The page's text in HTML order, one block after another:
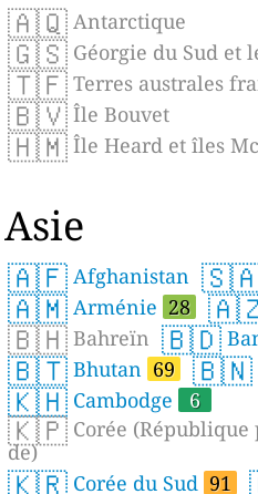
🇦🇶 Antarctique
🇬🇸 Géorgie du Sud et
🇹🇫 Terres australes
🇧🇻 Île Bouvet
🇭🇲 Île Heard et îles
Asie
🇦🇫 Afghanistan
🇦🇲 Arménie 28
🇧🇭 Bahreïn 🇧🇩
🇧🇹 Bhutan 69 🇧🇳
🇰🇭 Cambodge 6
🇰🇵 Corée
de)
🇰🇷 Corée du Sud 91